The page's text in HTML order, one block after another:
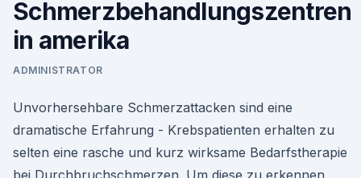
Schmerzbehandlungszentren
in amerika
ADMINISTRATOR
Unvorhersehbare Schmerzattacken sind eine
dramatische Erfahrung - Krebspatienten erhalten zu
selten eine rasche und kurz wirksame Bedarfstherapie
bei Durchbruchschmerzen. Um diese zu erkennen